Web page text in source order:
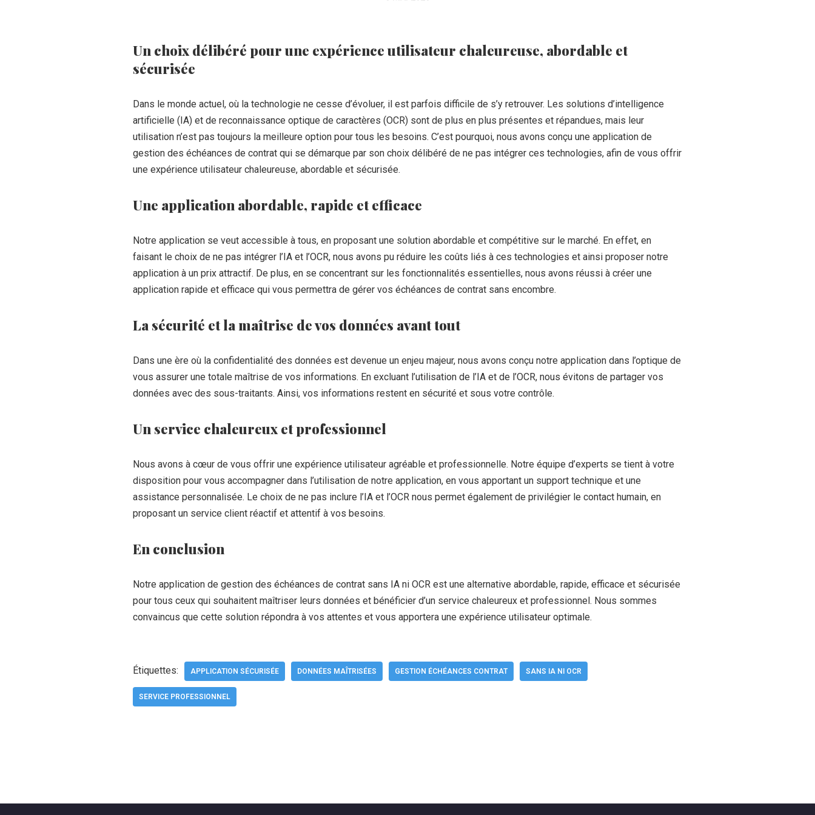
Un choix délibéré pour une expérience utilisateur chaleureuse, abordable et
sécurisée
Dans le monde actuel, où la technologie ne cesse d’évoluer, il est parfois difficile de s’y retrouver. Les solutions d’intelligence
artificielle (IA) et de reconnaissance optique de caractères (OCR) sont de plus en plus présentes et répandues, mais leur
utilisation n’est pas toujours la meilleure option pour tous les besoins. C’est pourquoi, nous avons conçu une application de
gestion des échéances de contrat qui se démarque par son choix délibéré de ne pas intégrer ces technologies, afin de vous offrir
une expérience utilisateur chaleureuse, abordable et sécurisée.
Une application abordable, rapide et efficace
Notre application se veut accessible à tous, en proposant une solution abordable et compétitive sur le marché. En effet, en
faisant le choix de ne pas intégrer l’IA et l’OCR, nous avons pu réduire les coûts liés à ces technologies et ainsi proposer notre
application à un prix attractif. De plus, en se concentrant sur les fonctionnalités essentielles, nous avons réussi à créer une
application rapide et efficace qui vous permettra de gérer vos échéances de contrat sans encombre.
La sécurité et la maîtrise de vos données avant tout
Dans une ère où la confidentialité des données est devenue un enjeu majeur, nous avons conçu notre application dans l’optique de
vous assurer une totale maîtrise de vos informations. En excluant l’utilisation de l’IA et de l’OCR, nous évitons de partager vos
données avec des sous-traitants. Ainsi, vos informations restent en sécurité et sous votre contrôle.
Un service chaleureux et professionnel
Nous avons à cœur de vous offrir une expérience utilisateur agréable et professionnelle. Notre équipe d’experts se tient à votre
disposition pour vous accompagner dans l’utilisation de notre application, en vous apportant un support technique et une
assistance personnalisée. Le choix de ne pas inclure l’IA et l’OCR nous permet également de privilégier le contact humain, en
proposant un service client réactif et attentif à vos besoins.
En conclusion
Notre application de gestion des échéances de contrat sans IA ni OCR est une alternative abordable, rapide, efficace et sécurisée
pour tous ceux qui souhaitent maîtriser leurs données et bénéficier d’un service chaleureux et professionnel. Nous sommes
convaincus que cette solution répondra à vos attentes et vous apportera une expérience utilisateur optimale.
Étiquettes: APPLICATION SÉCURISÉE DONNÉES MAÎTRISÉES GESTION ÉCHÉANCES CONTRAT SANS IA NI OCR
SERVICE PROFESSIONNEL